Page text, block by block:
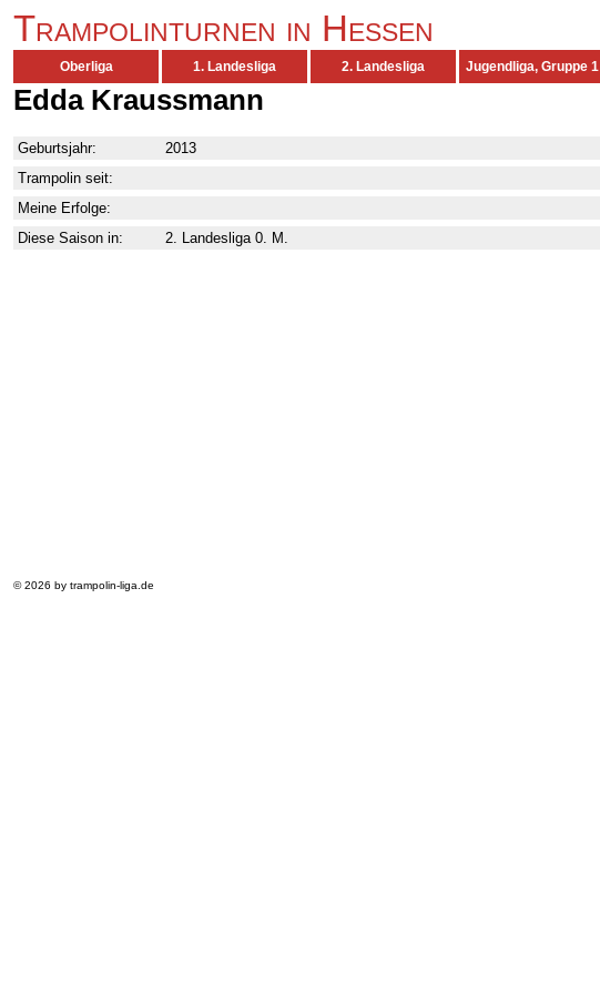
Trampolinturnen in Hessen
Oberliga 1. Landesliga 2. Landesliga Jugendliga, Gruppe 1
Edda Kraussmann
Geburtsjahr:
2013
Trampolin seit:
Meine Erfolge:
Diese Saison in:
2. Landesliga 0. M.
© 2026 by trampolin-liga.de